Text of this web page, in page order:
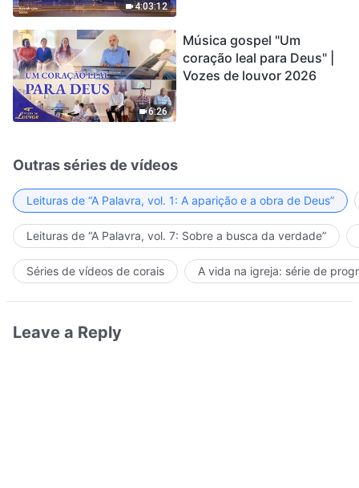
4:03:12
6:26
Música gospel "Um
coração leal para Deus" |
Vozes de louvor 2026
Outras séries de vídeos
Leituras de “A Palavra, vol. 1: A aparição e a obra de Deus”
Leituras de “A Palavra, vol. 7: Sobre a busca da verdade”
Séries de vídeos de corais A vida na igreja: série de
Leave a Reply